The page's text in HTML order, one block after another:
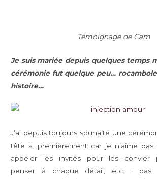
Témoignage de Cam
Je suis mariée depuis quelques temps
cérémonie fut quelque peu…
histoire…
J’ai depuis toujours souhaité une
tête », premièrement car je n’aime pas
appeler les invités pour les convier
penser à chaque détail, etc. :